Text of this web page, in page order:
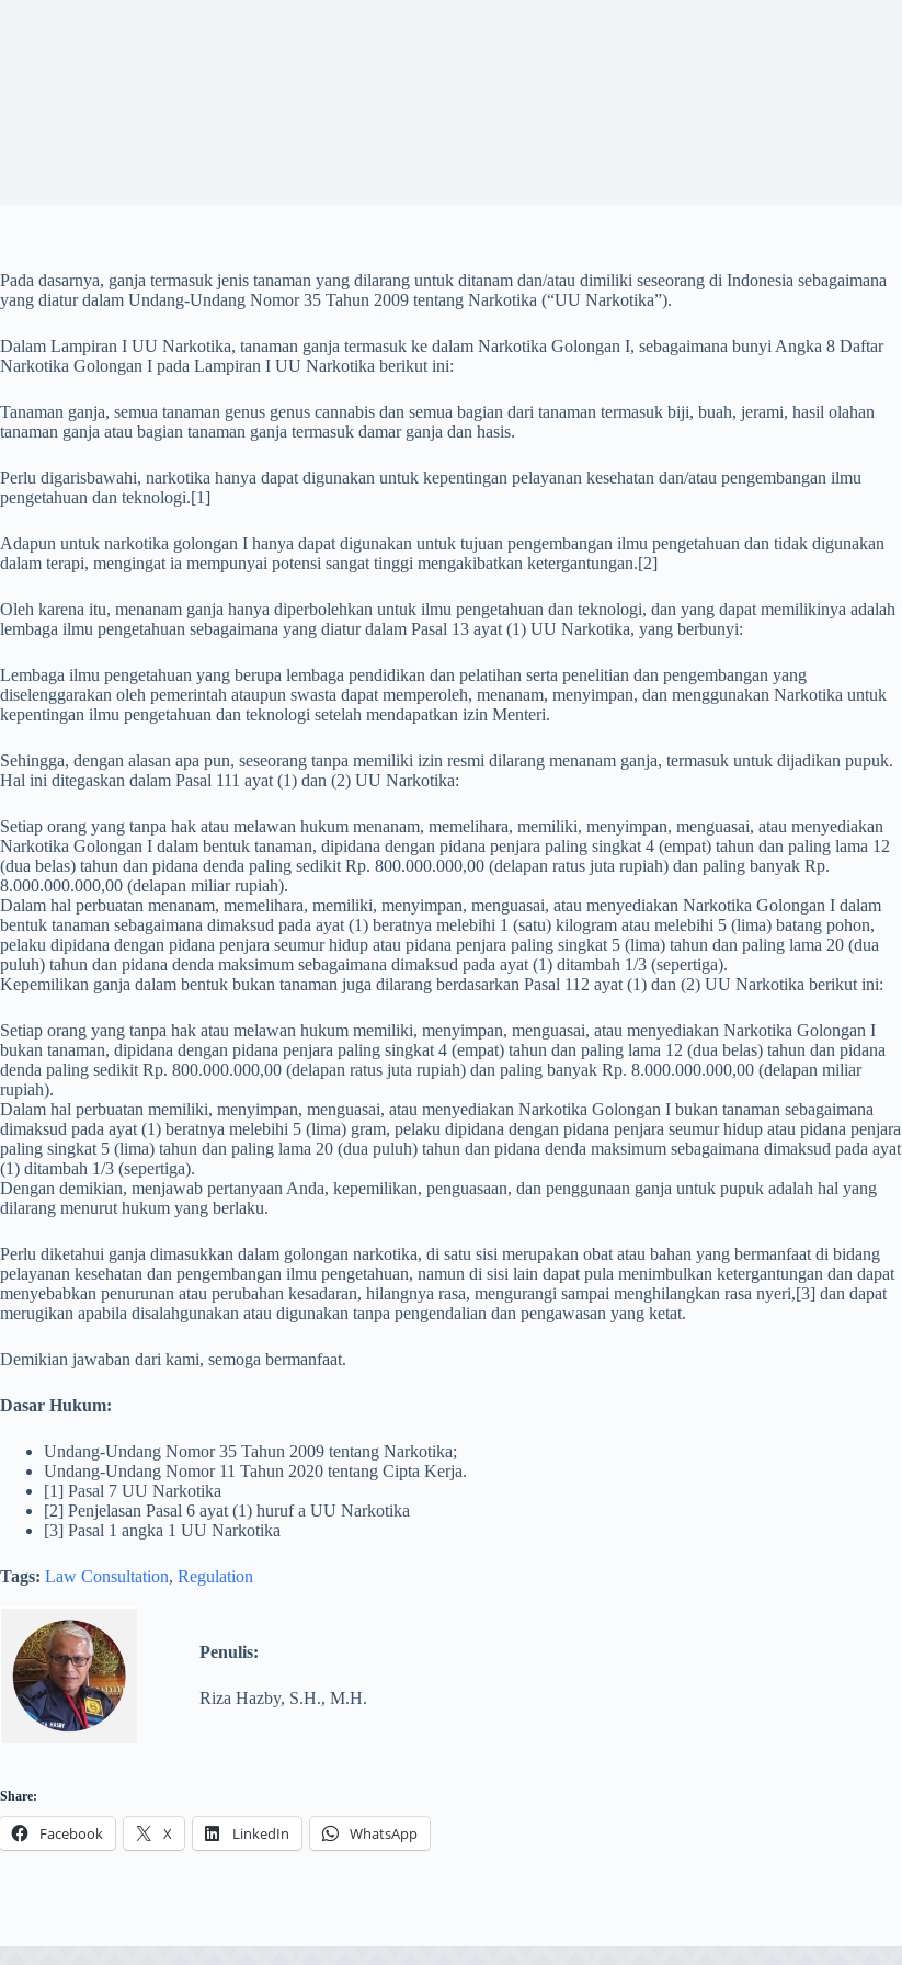
Pada dasarnya, ganja termasuk jenis tanaman yang dilarang untuk ditanam dan/atau dimiliki seseorang di Indonesia sebagaimana
yang diatur dalam Undang-Undang Nomor 35 Tahun 2009 tentang Narkotika (“UU Narkotika”).
Dalam Lampiran I UU Narkotika, tanaman ganja termasuk ke dalam Narkotika Golongan I, sebagaimana bunyi Angka 8 Daftar
Narkotika Golongan I pada Lampiran I UU Narkotika berikut ini:
Tanaman ganja, semua tanaman genus genus cannabis dan semua bagian dari tanaman termasuk biji, buah, jerami, hasil olahan
tanaman ganja atau bagian tanaman ganja termasuk damar ganja dan hasis.
Perlu digarisbawahi, narkotika hanya dapat digunakan untuk kepentingan pelayanan kesehatan dan/atau pengembangan ilmu
pengetahuan dan teknologi.[1]
Adapun untuk narkotika golongan I hanya dapat digunakan untuk tujuan pengembangan ilmu pengetahuan dan tidak digunakan
dalam terapi, mengingat ia mempunyai potensi sangat tinggi mengakibatkan ketergantungan.[2]
Oleh karena itu, menanam ganja hanya diperbolehkan untuk ilmu pengetahuan dan teknologi, dan yang dapat memilikinya adalah
lembaga ilmu pengetahuan sebagaimana yang diatur dalam Pasal 13 ayat (1) UU Narkotika, yang berbunyi:
Lembaga ilmu pengetahuan yang berupa lembaga pendidikan dan pelatihan serta penelitian dan pengembangan yang
diselenggarakan oleh pemerintah ataupun swasta dapat memperoleh, menanam, menyimpan, dan menggunakan Narkotika untuk
kepentingan ilmu pengetahuan dan teknologi setelah mendapatkan izin Menteri.
Sehingga, dengan alasan apa pun, seseorang tanpa memiliki izin resmi dilarang menanam ganja, termasuk untuk dijadikan pupuk.
Hal ini ditegaskan dalam Pasal 111 ayat (1) dan (2) UU Narkotika:
Setiap orang yang tanpa hak atau melawan hukum menanam, memelihara, memiliki, menyimpan, menguasai, atau menyediakan
Narkotika Golongan I dalam bentuk tanaman, dipidana dengan pidana penjara paling singkat 4 (empat) tahun dan paling lama 12
(dua belas) tahun dan pidana denda paling sedikit Rp. 800.000.000,00 (delapan ratus juta rupiah) dan paling banyak Rp.
8.000.000.000,00 (delapan miliar rupiah).
Dalam hal perbuatan menanam, memelihara, memiliki, menyimpan, menguasai, atau menyediakan Narkotika Golongan I dalam
bentuk tanaman sebagaimana dimaksud pada ayat (1) beratnya melebihi 1 (satu) kilogram atau melebihi 5 (lima) batang pohon,
pelaku dipidana dengan pidana penjara seumur hidup atau pidana penjara paling singkat 5 (lima) tahun dan paling lama 20 (dua
puluh) tahun dan pidana denda maksimum sebagaimana dimaksud pada ayat (1) ditambah 1/3 (sepertiga).
Kepemilikan ganja dalam bentuk bukan tanaman juga dilarang berdasarkan Pasal 112 ayat (1) dan (2) UU Narkotika berikut ini:
Setiap orang yang tanpa hak atau melawan hukum memiliki, menyimpan, menguasai, atau menyediakan Narkotika Golongan I
bukan tanaman, dipidana dengan pidana penjara paling singkat 4 (empat) tahun dan paling lama 12 (dua belas) tahun dan pidana
denda paling sedikit Rp. 800.000.000,00 (delapan ratus juta rupiah) dan paling banyak Rp. 8.000.000.000,00 (delapan miliar
rupiah).
Dalam hal perbuatan memiliki, menyimpan, menguasai, atau menyediakan Narkotika Golongan I bukan tanaman sebagaimana
dimaksud pada ayat (1) beratnya melebihi 5 (lima) gram, pelaku dipidana dengan pidana penjara seumur hidup atau pidana penjara
paling singkat 5 (lima) tahun dan paling lama 20 (dua puluh) tahun dan pidana denda maksimum sebagaimana dimaksud pada ayat
(1) ditambah 1/3 (sepertiga).
Dengan demikian, menjawab pertanyaan Anda, kepemilikan, penguasaan, dan penggunaan ganja untuk pupuk adalah hal yang
dilarang menurut hukum yang berlaku.
Perlu diketahui ganja dimasukkan dalam golongan narkotika, di satu sisi merupakan obat atau bahan yang bermanfaat di bidang
pelayanan kesehatan dan pengembangan ilmu pengetahuan, namun di sisi lain dapat pula menimbulkan ketergantungan dan dapat
menyebabkan penurunan atau perubahan kesadaran, hilangnya rasa, mengurangi sampai menghilangkan rasa nyeri,[3] dan dapat
merugikan apabila disalahgunakan atau digunakan tanpa pengendalian dan pengawasan yang ketat.
Demikian jawaban dari kami, semoga bermanfaat.
Dasar Hukum:
Undang-Undang Nomor 35 Tahun 2009 tentang Narkotika;
Undang-Undang Nomor 11 Tahun 2020 tentang Cipta Kerja.
[1] Pasal 7 UU Narkotika
[2] Penjelasan Pasal 6 ayat (1) huruf a UU Narkotika
[3] Pasal 1 angka 1 UU Narkotika
Tags: Law Consultation, Regulation
Penulis:
Riza Hazby, S.H., M.H.
Share:
Facebook X LinkedIn WhatsApp